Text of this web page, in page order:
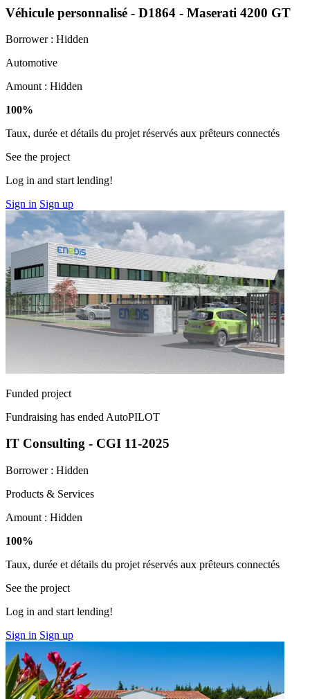
Véhicule personnalisé - D1864 - Maserati 4200 GT
Borrower : Hidden
Automotive
Amount : Hidden
100%
Taux, durée et détails du projet réservés aux prêteurs connectés
See the project
Log in and start lending!
Sign in Sign up
Funded project
Fundraising has ended AutoPILOT
IT Consulting - CGI 11-2025
Borrower : Hidden
Products & Services
Amount : Hidden
100%
Taux, durée et détails du projet réservés aux prêteurs connectés
See the project
Log in and start lending!
Sign in Sign up